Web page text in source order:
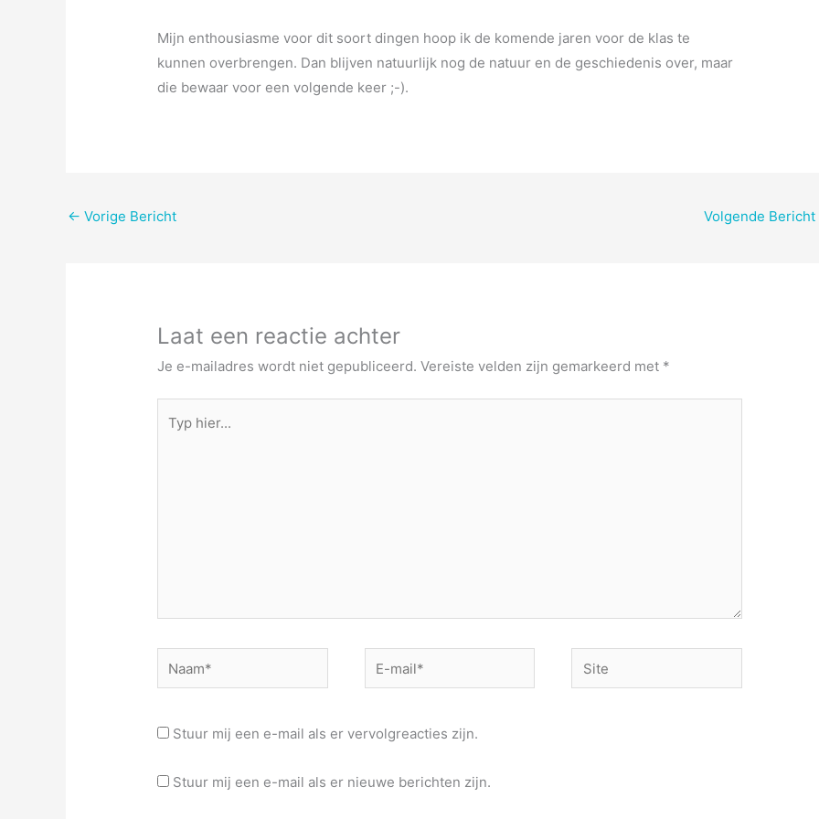
Mijn enthousiasme voor dit soort dingen hoop ik de komende jaren voor de klas te
kunnen overbrengen. Dan blijven natuurlijk nog de natuur en de geschiedenis over, maar
die bewaar voor een volgende keer ;-).
← Vorige Bericht Volgende Bericht
Laat een reactie achter
Je e-mailadres wordt niet gepubliceerd. Vereiste velden zijn gemarkeerd met *
hier...
Naam*
E-
mail*
Site
Stuur mij een e-mail als er vervolgreacties zijn.
Stuur mij een e-mail als er nieuwe berichten zijn.